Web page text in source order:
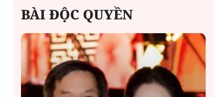
BÀI ĐỘC QUYỀN